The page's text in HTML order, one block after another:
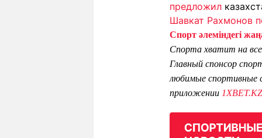
предложил
Шавкат Рахмонов
Спорт әлеміндегі
Спорта хватит на
Главный спонсор
любимые спортивные
приложении 1XBET.KZ